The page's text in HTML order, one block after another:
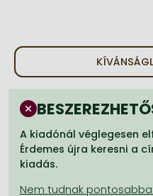
One-Punch Man manga
A kiadónál véglegesen
Érdemes újra keresni a
kiadás.